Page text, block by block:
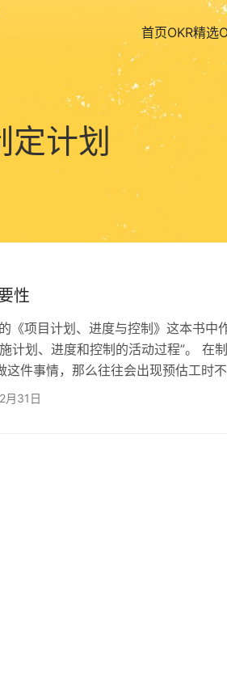
首页OKR精选
定计划
性
《项目计划、进度与控制》这本书中
计划、进度和控制的活动过程”。 在
件事情，那么往往会出现预估工时
，出现问题的几率就越高，除非管
月31日